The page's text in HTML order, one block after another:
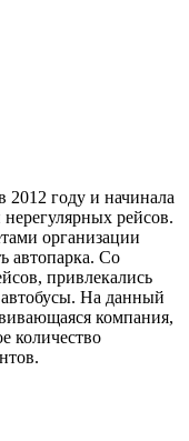
2012 году и начинала
рейсов.
организации
автопарка. Со
привлекались
На данный
компания,
количество